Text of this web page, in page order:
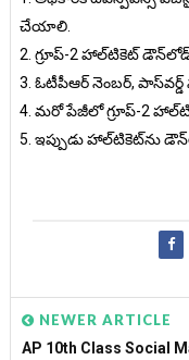
చేయాలి.
2. గ్రూప్‌-2 హాల్‌టికెట్‌
3. ఓటీపీఆర్ నెంబర్‌,
4. మరో పేజీలో గ్రూప్‌-2
5. ఇప్పుడు హాల్‌టికెట్‌ను
NEWER ARTICLE
AP 10th Class Social